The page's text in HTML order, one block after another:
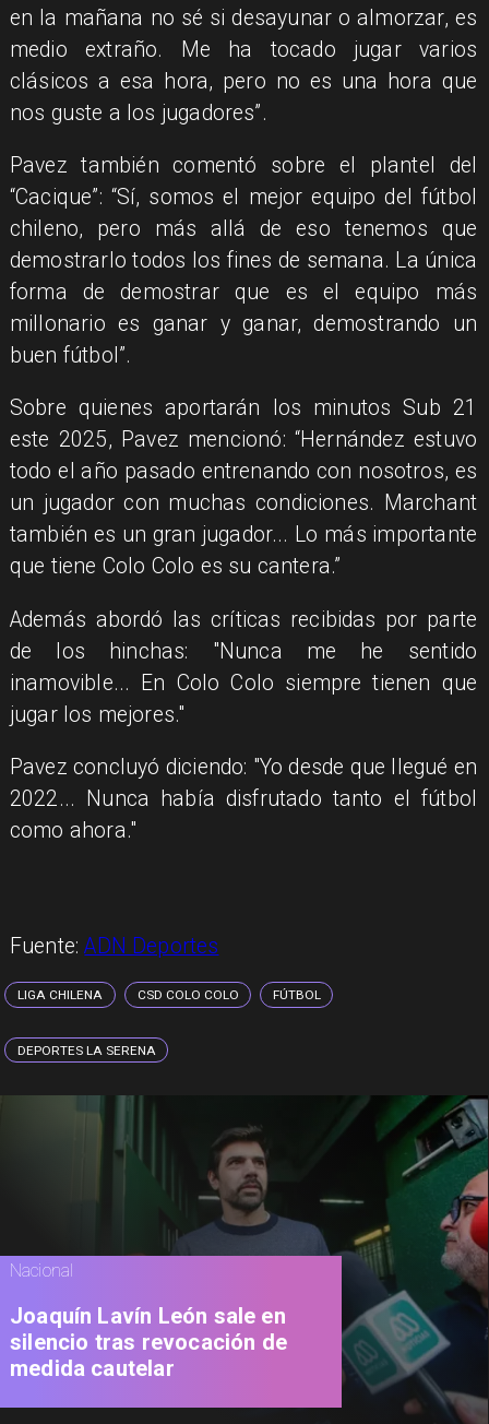
en la mañana no sé si desayunar o almorzar, es
medio extraño. Me ha tocado jugar varios
clásicos a esa hora, pero no es una hora que
nos guste a los jugadores”.
Pavez también comentó sobre el plantel del
“Cacique”: “Sí, somos el mejor equipo del fútbol
chileno, pero más allá de eso tenemos que
demostrarlo todos los fines de semana. La única
forma de demostrar que es el equipo más
millonario es ganar y ganar, demostrando un
buen fútbol”.
Sobre quienes aportarán los minutos Sub 21
este 2025, Pavez mencionó: “Hernández estuvo
todo el año pasado entrenando con nosotros, es
un jugador con muchas condiciones. Marchant
también es un gran jugador... Lo más importante
que tiene Colo Colo es su cantera.”
Además abordó las críticas recibidas por parte
de los hinchas: "Nunca me he sentido
inamovible... En Colo Colo siempre tienen que
jugar los mejores."
Pavez concluyó diciendo: "Yo desde que llegué en
2022... Nunca había disfrutado tanto el fútbol
como ahora."
Fuente:ADN Deportes
LIGA CHILENA CSD COLO COLO FÚTBOL
DEPORTES LA SERENA
Nacional
Joaquín Lavín León sale en
silencio tras revocación de
medida cautelar